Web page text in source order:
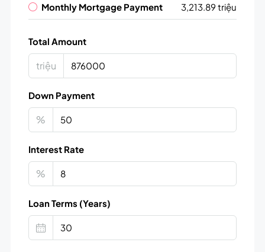
Monthly Mortgage Payment 3,213.89 triệu
Total Amount
triệu
Down Payment
%
Interest Rate
%
Loan Terms (Years)